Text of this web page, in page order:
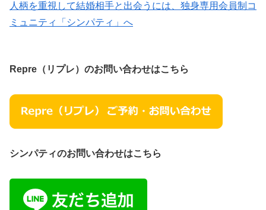
人柄を重視して結婚相手と出会うには、独身専用会員制コ
ミュニティ「シンパティ」へ
Repre（リプレ）のお問い合わせはこちら
シンパティのお問い合わせはこちら